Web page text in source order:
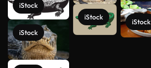
iStock
iStock
iStock
iStock